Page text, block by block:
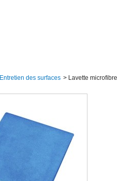
Entretien des surfaces > Lavette microfibre